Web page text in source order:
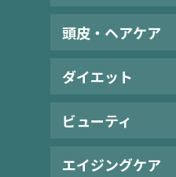
頭皮・ヘアケア
ダイエット
ビューティ
エイジングケア